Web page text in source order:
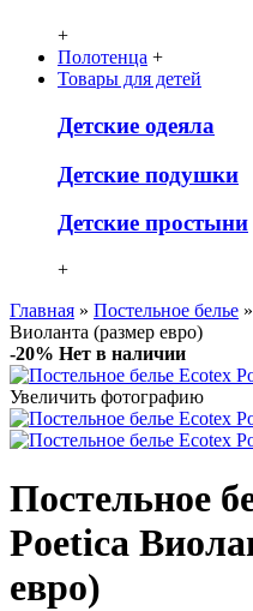
+
Полотенца +
Товары для детей
Детcкие одеяла
Детские подушки
Детские простыни
+
Главная » Постельное белье »
Виоланта (размер евро)
-20% Нет в наличии
Увеличить фотографию
Постельное
Poetica
евро)